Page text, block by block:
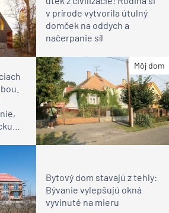
s ortogonálnym výrazom
Podklady: Pietri
foto: Mathieu Ducros
v časopiseASB 10/2017.